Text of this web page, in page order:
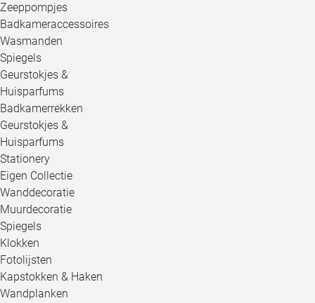
Zeeppompjes
Badkameraccessoires
Wasmanden
Spiegels
Geurstokjes &
Huisparfums
Badkamerrekken
Geurstokjes &
Huisparfums
Stationery
Eigen Collectie
Wanddecoratie
Muurdecoratie
Spiegels
Klokken
Fotolijsten
Kapstokken & Haken
Wandplanken